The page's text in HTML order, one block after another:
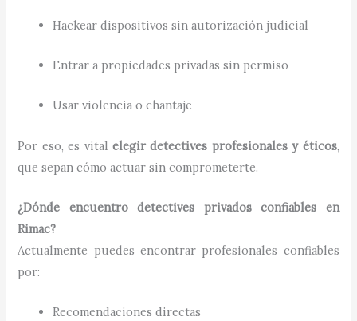
Hackear dispositivos sin autorización judicial
Entrar a propiedades privadas sin permiso
Usar violencia o chantaje
Por eso, es vital elegir detectives profesionales y éticos,
que sepan cómo actuar sin comprometerte.
¿Dónde encuentro detectives privados confiables en
Rimac?
Actualmente puedes encontrar profesionales confiables
por:
Recomendaciones directas